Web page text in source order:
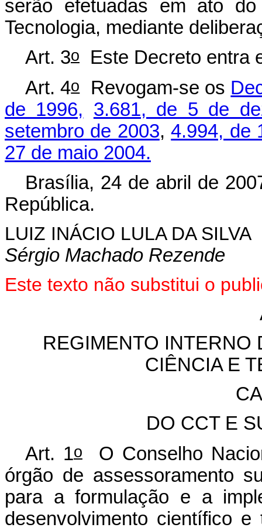
serão efetuadas em ato
Tecnologia, mediante
Art. 3o
Este Decreto entra
Art. 4oRevogam-se os
de 1996, 3.681, de 5 de
setembro de 2003,4.994, de
27 de maio 2004.
Brasília, 24 de abril de
República.
LUIZ INÁCIO LULA DA SILVA
Sérgio Machado Rezende
Este texto não substitui o
REGIMENTO INTERNO
CIÊNCIA E
DO CCT E
Art. 1oO Conselho
órgão de assessoramento
para a formulação e a
desenvolvimento científico